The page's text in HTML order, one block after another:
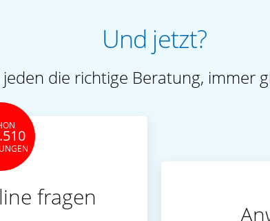
Und jetzt?
jeden die richtige Beratung, immer
fragen